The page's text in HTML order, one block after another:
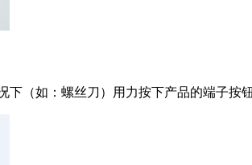
下（如：螺丝刀）用力按下产品的端子按